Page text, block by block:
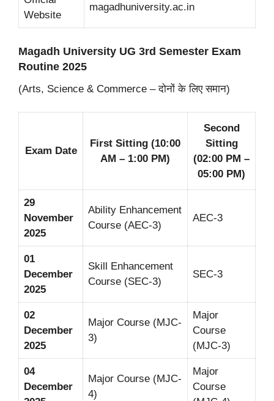
Website
magadhuniversity.ac.in
Magadh University UG 3rd Semester Exam
Routine 2025
(Arts, Science & Commerce – दोनों के लिए समान)
Exam Date
First Sitting (10:00
AM – 1:00 PM)
Second
Sitting
(02:00 PM –
05:00 PM)
29
November
2025
Ability Enhancement
Course (AEC-3)
AEC-3
01
December
2025
Skill Enhancement
Course (SEC-3)
SEC-3
02
December
2025
Major Course (MJC-
3)
Major
Course
(MJC-3)
04
December
Major Course (MJC-
4)
Major
Course